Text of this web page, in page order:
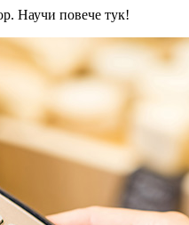
Научи повече тук!